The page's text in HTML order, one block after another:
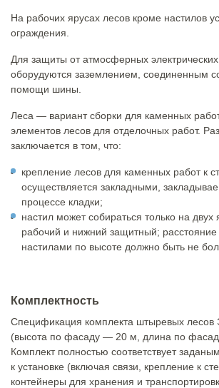
На рабочих ярусах лесов кроме настилов
ограждения.
Для защиты от атмосферных
оборудуются заземлением, соединенным
помощи шины.
Леса — вариант сборки для каменных
элементов лесов для отделочных работ.
заключается в том, что:
крепление лесов для каменных работ к
осуществляется закладными,
процессе кладки;
настил может собираться только на
рабочий и нижний защитный;
настилами по высоте должно быть не
Комплектность
Спецификация комплекта штыревых
(высота по фасаду — 20 м, длина по
Комплект полностью соответствует
к установке (включая связи, крепление к
контейнеры для хранения и